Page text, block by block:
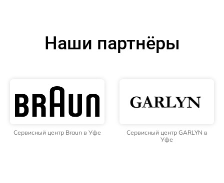
Наши партнёры
Сервисный центр Braun в Уфе
Сервисный центр GARLYN в
Уфе